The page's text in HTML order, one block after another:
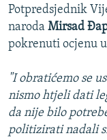
Potpredsjednik
naroda Mirsad
pokrenuti ocjenu
"I obratićemo se
nismo htjeli dati
da nije bilo
politizirati nadali